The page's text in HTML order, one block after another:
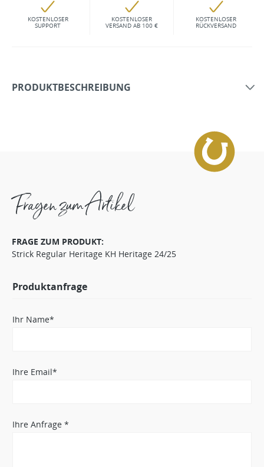
KOSTENLOSER
SUPPORT
KOSTENLOSER
VERSAND AB 100 €
KOSTENLOSER
RÜCKVERSAND
PRODUKTBESCHREIBUNG
Fragen zum Artikel
FRAGE ZUM PRODUKT:
Strick Regular Heritage KH Heritage 24/25
Produktanfrage
Ihr Name*
Ihre Email*
Ihre Anfrage *